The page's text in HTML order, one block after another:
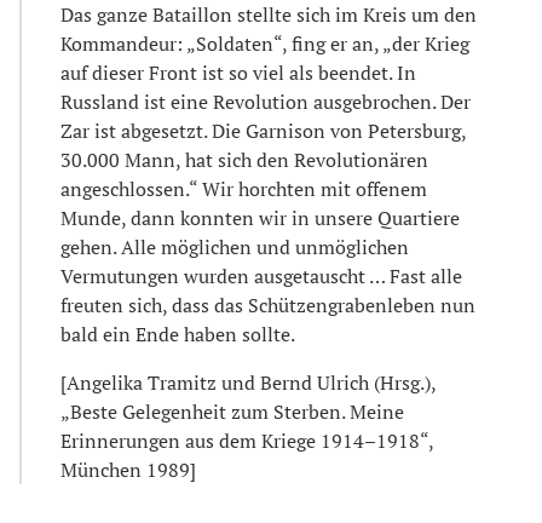
Das ganze Bataillon stellte sich im Kreis um den
Kommandeur: „Soldaten“, fing er an, „der Krieg
auf dieser Front ist so viel als beendet. In
Russland ist eine Revolution ausgebrochen. Der
Zar ist abgesetzt. Die Garnison von Petersburg,
30.000 Mann, hat sich den Revolutionären
angeschlossen.“ Wir horchten mit offenem
Munde, dann konnten wir in unsere Quartiere
gehen. Alle möglichen und unmöglichen
Vermutungen wurden ausgetauscht … Fast alle
freuten sich, dass das Schützengrabenleben nun
bald ein Ende haben sollte.
[Angelika Tramitz und Bernd Ulrich (Hrsg.),
„Beste Gelegenheit zum Sterben. Meine
Erinnerungen aus dem Kriege 1914–1918“,
München 1989]